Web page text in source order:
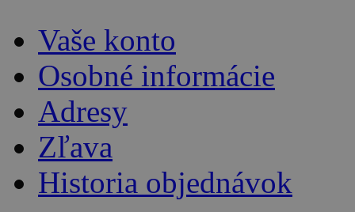
Vaše konto
Osobné informácie
Adresy
Zľava
Historia objednávok